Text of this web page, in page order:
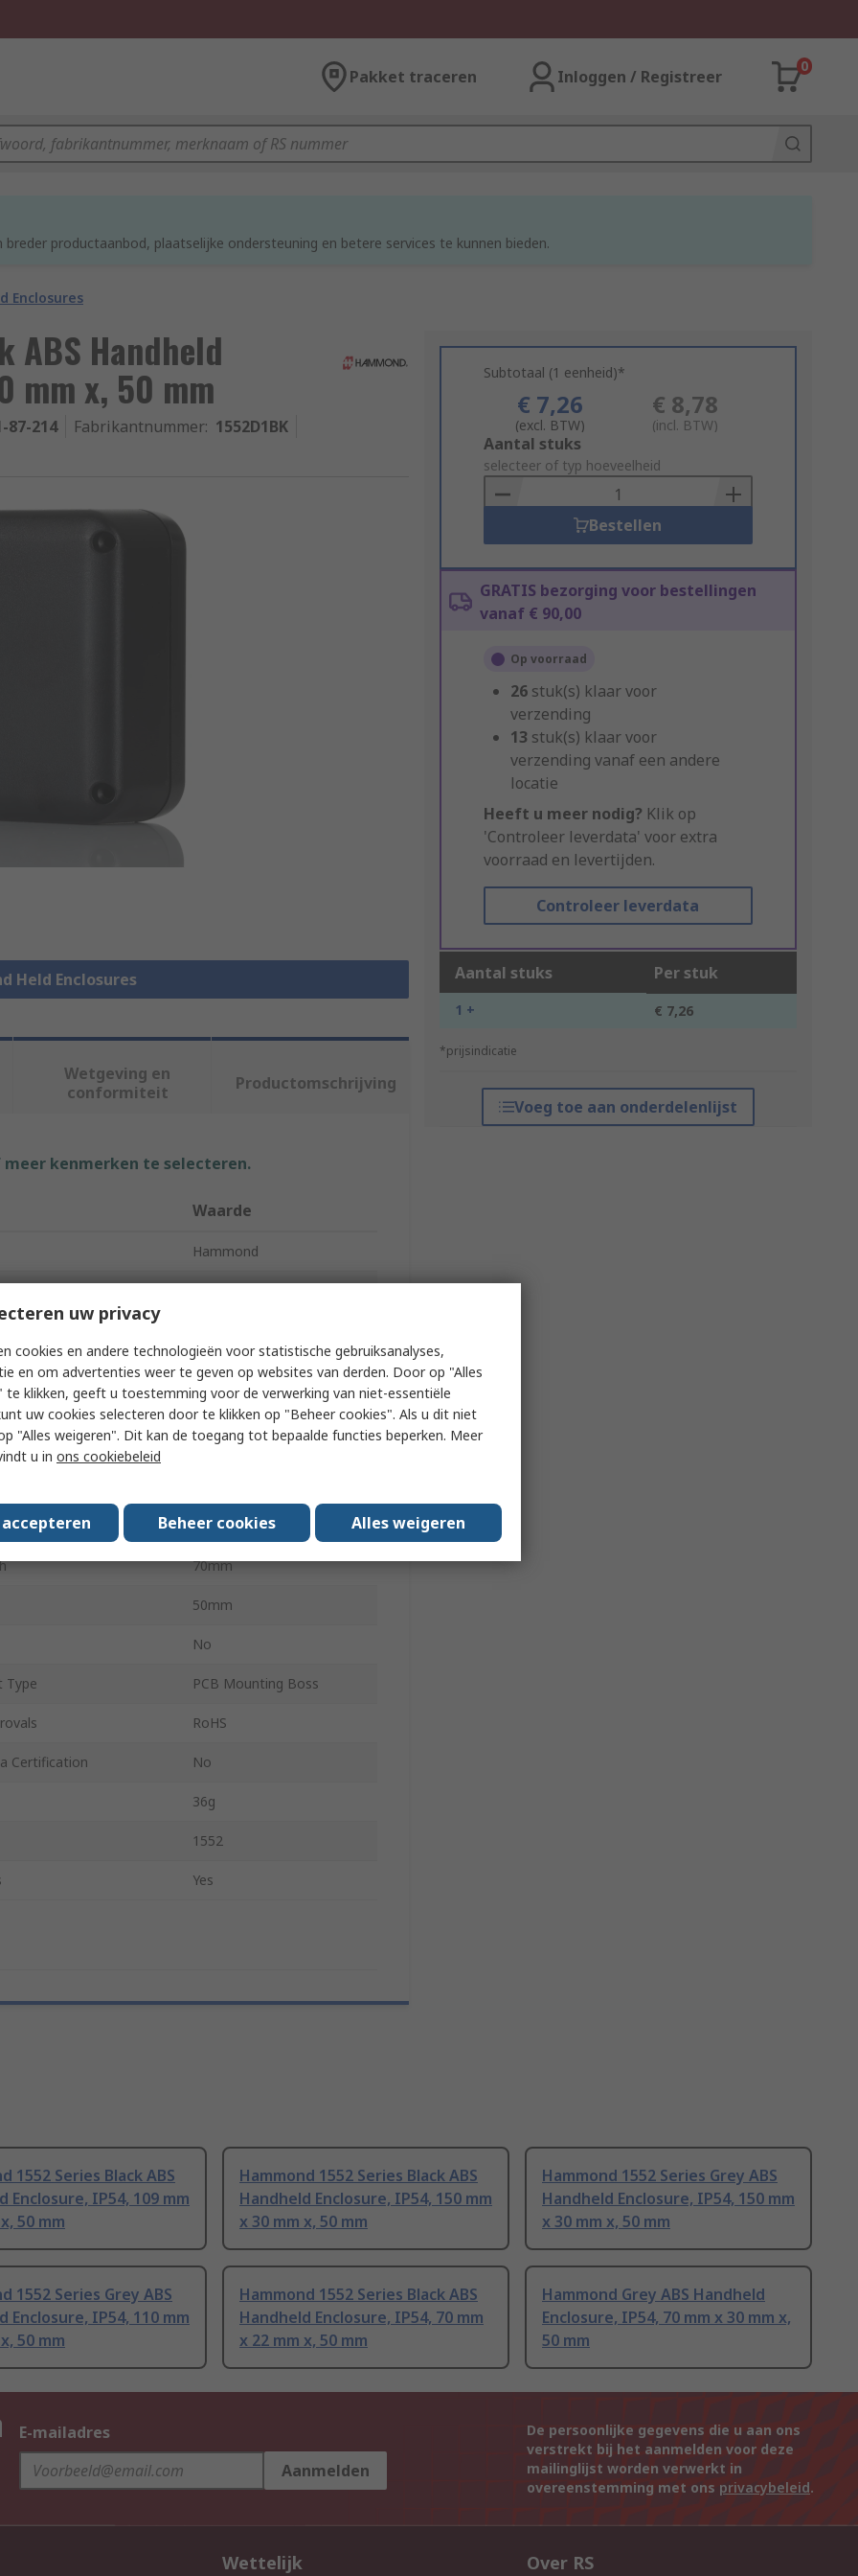
Pakket traceren Inloggen / Registreer
0
productaanbod, plaatselijke ondersteuning en betere services te kunnen bieden.
Enclosures
ABS Handheld
mm x, 50 mm
87-214 Fabrikantnummer: 1552D1BK
Held Enclosures
Subtotaal (1 eenheid)*
€ 7,26
(excl. BTW)
€ 8,78
(incl. BTW)
Add
to
Basket
Aantal stuks
selecteer of typ hoeveelheid
Bestellen
GRATIS bezorging voor bestellingen
vanaf € 90,00
Op voorraad
26 stuk(s) klaar voor
verzending
13 stuk(s) klaar voor
verzending vanaf een andere
locatie
Heeft u meer nodig? Klik op
'Controleer leverdata' voor extra
voorraad en levertijden.
Controleer leverdata
Aantal stuks Per stuk
1 + € 7,26
*prijsindicatie
Voeg toe aan onderdelenlijst
Wetgeving en
conformiteit
Productomschrijving
kenmerken te selecteren.
Waarde
Hammond
30mm
Compartment No
IP54
Black
70mm
50mm
No
Type PCB Mounting Boss
RoHS
Certification No
36g
1552
Yes
1552 Series Black ABS
Enclosure, IP54, 109 mm
50 mm
Hammond 1552 Series Black ABS
Handheld Enclosure, IP54, 150 mm
x 30 mm x, 50 mm
Hammond 1552 Series Grey ABS
Handheld Enclosure, IP54, 150 mm
x 30 mm x, 50 mm
1552 Series Grey ABS
Enclosure, IP54, 110 mm
50 mm
Hammond 1552 Series Black ABS
Handheld Enclosure, IP54, 70 mm
x 22 mm x, 50 mm
Hammond Grey ABS Handheld
Enclosure, IP54, 70 mm x 30 mm x,
50 mm
E-mailadres
Aanmelden
De persoonlijke gegevens die u aan ons
verstrekt bij het aanmelden voor deze
mailinglijst worden verwerkt in
overeenstemming met ons privacybeleid.
Wettelijk Over RS
uw privacy
cookies en andere technologieën voor statistische gebruiksanalyses,
en om advertenties weer te geven op websites van derden. Door op "Alles
te klikken, geeft u toestemming voor de verwerking van niet-essentiële
uw cookies selecteren door te klikken op "Beheer cookies". Als u dit niet
"Alles weigeren". Dit kan de toegang tot bepaalde functies beperken. Meer
u in ons cookiebeleid
Beheer cookies Alles weigeren